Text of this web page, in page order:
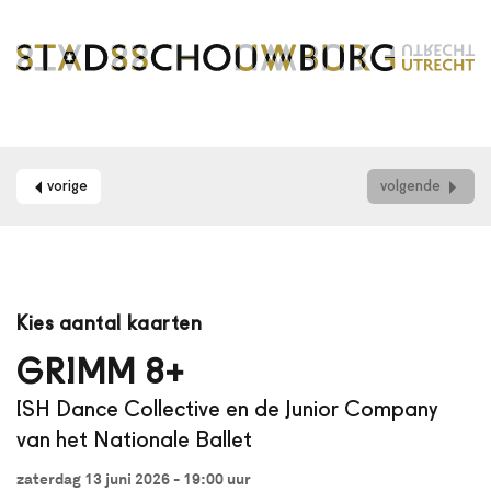
vorige volgende
je
van
een
schermlezer?
Dan
je
Kies aantal kaarten
GRIMM 8+
ISH Dance Collective en de Junior Company
van het Nationale Ballet
zaterdag 13 juni 2026 - 19:00 uur